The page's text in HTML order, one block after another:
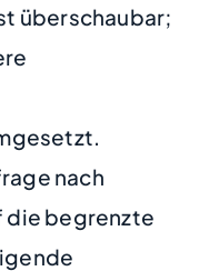
überschaubar;
nach
die begrenzte